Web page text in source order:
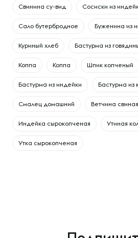
Свинина су-вид Сосиски из
Сало бутербродное Буженина из
Куриный хлеб Бастурма из
Коппа Коппа Шпик копченый
Бастурма из индейки Бастурма из
Смалец домашний Ветчина свиная
Индейка сырокопченая Утиная
Утка сырокопченая